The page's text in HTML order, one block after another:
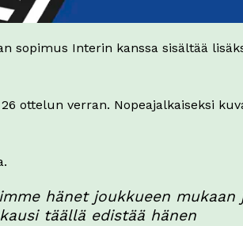
sopimus Interin kanssa sisältää
ottelun verran. Nopeajalkaiseksi
hänet joukkueen mukaan
täällä edistää hänen